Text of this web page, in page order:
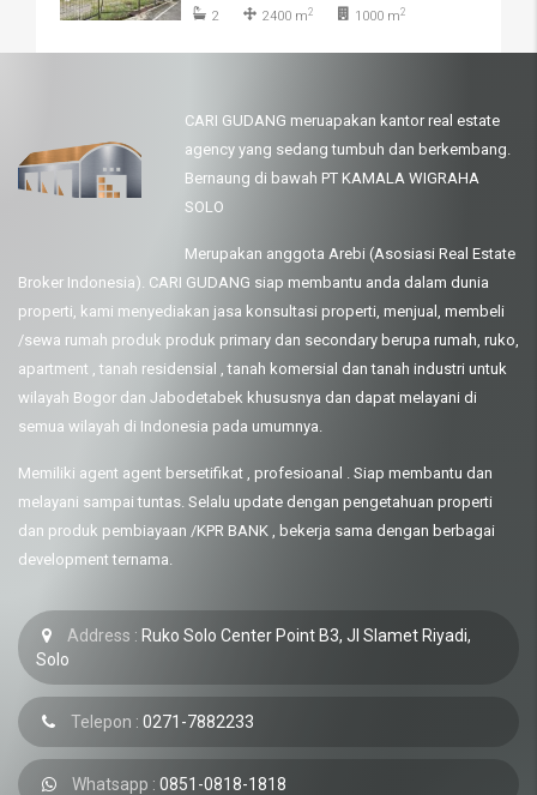
2 2400 m2 1000 m2
CARI GUDANG meruapakan kantor real estate
agency yang sedang tumbuh dan berkembang.
Bernaung di bawah PT KAMALA WIGRAHA
SOLO
Merupakan anggota Arebi (Asosiasi Real Estate
Broker Indonesia). CARI GUDANG siap membantu anda dalam dunia
properti, kami menyediakan jasa konsultasi properti, menjual, membeli
/sewa rumah produk produk primary dan secondary berupa rumah, ruko,
apartment , tanah residensial , tanah komersial dan tanah industri untuk
wilayah Bogor dan Jabodetabek khususnya dan dapat melayani di
semua wilayah di Indonesia pada umumnya.
Memiliki agent agent bersetifikat , profesioanal . Siap membantu dan
melayani sampai tuntas. Selalu update dengan pengetahuan properti
dan produk pembiayaan /KPR BANK , bekerja sama dengan berbagai
development ternama.
Address : Ruko Solo Center Point B3, Jl Slamet Riyadi,
Solo
Telepon : 0271-7882233
Whatsapp : 0851-0818-1818